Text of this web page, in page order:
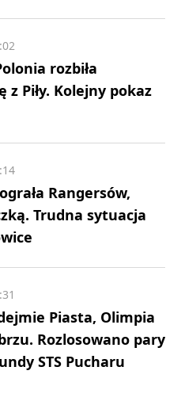
rozbiła
z Piły. Kolejny pokaz
Rangersów,
Trudna sytuacja
Piasta, Olimpia
Rozlosowano pary
STS Pucharu